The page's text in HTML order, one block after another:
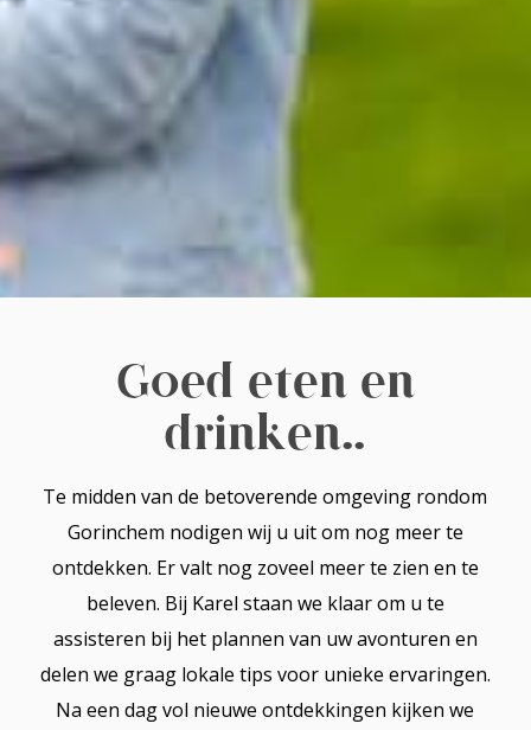
Goed eten en
drinken..
Te midden van de betoverende omgeving rondom
Gorinchem nodigen wij u uit om nog meer te
ontdekken. Er valt nog zoveel meer te zien en te
beleven. Bij Karel staan we klaar om u te
assisteren bij het plannen van uw avonturen en
delen we graag lokale tips voor unieke ervaringen.
Na een dag vol nieuwe ontdekkingen kijken we